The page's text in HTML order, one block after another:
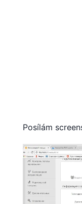
Posílám